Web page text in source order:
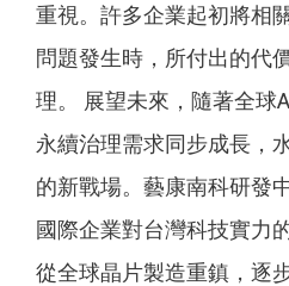
重視。許多企業起初將相
問題發生時，所付出的代
理。 展望未來，隨著全球
永續治理需求同步成長，
的新戰場。藝康南科研發
國際企業對台灣科技實力
從全球晶片製造重鎮，逐